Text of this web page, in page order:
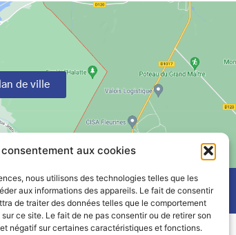
aux cookies
nous utilisons des technologies telles que les
aux informations des appareils. Le fait de consentir
de traiter des données telles que le comportement
ce site. Le fait de ne pas consentir ou de retirer son
négatif sur certaines caractéristiques et fonctions.
de ville